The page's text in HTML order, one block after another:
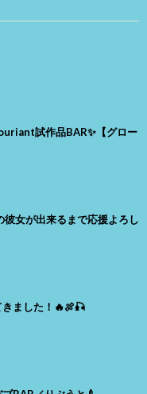
試作品BAR✨【グロー
彼女が出来るまで応援よろし
ました！🔥🍖🎣